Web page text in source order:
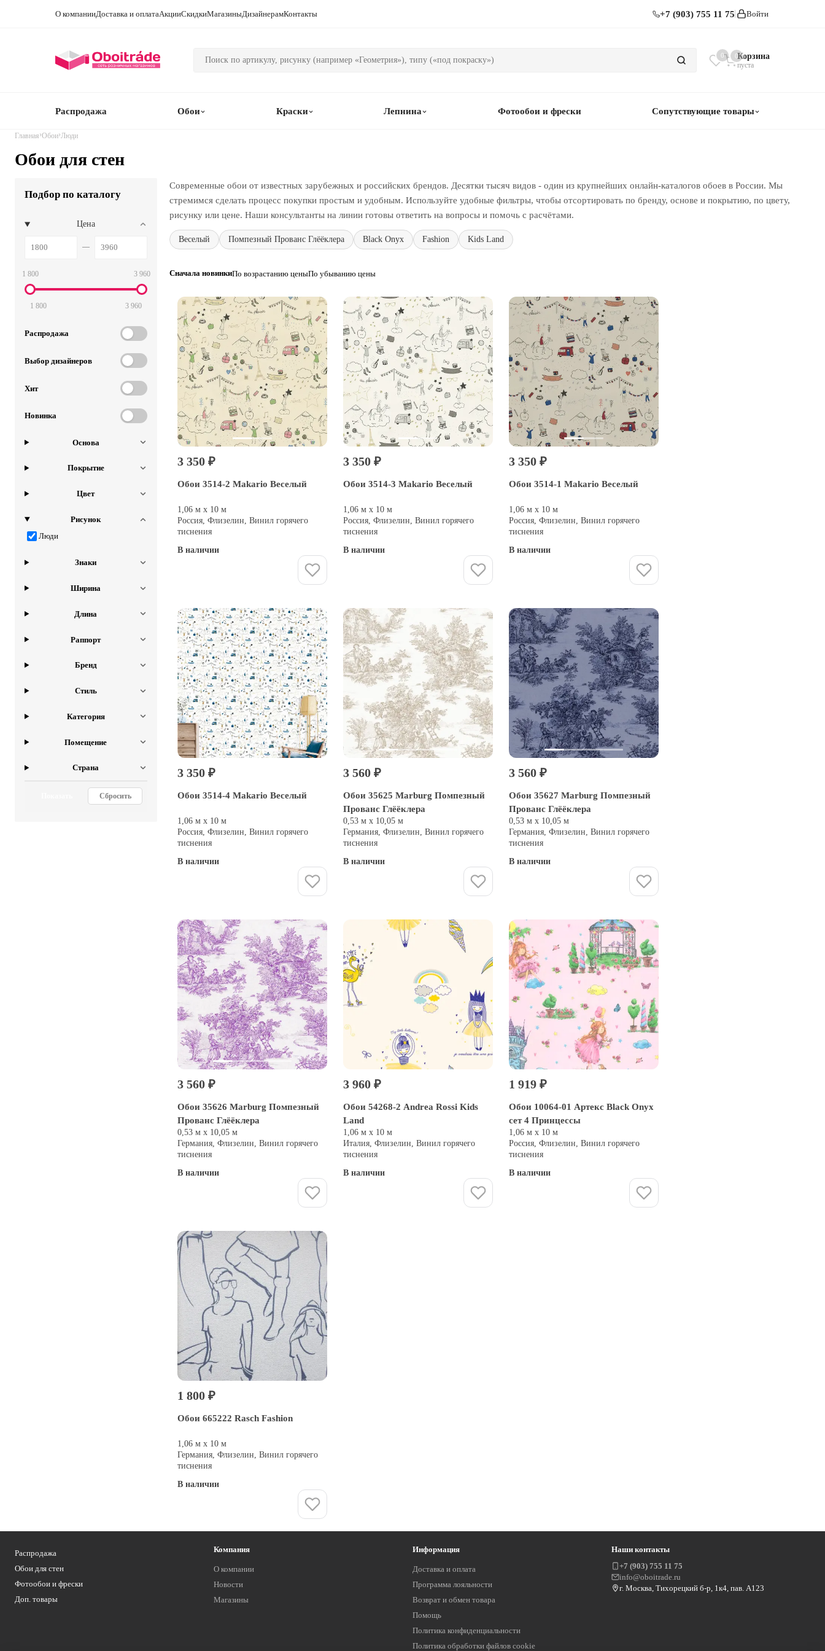
О компанииДоставка и оплатаАкцииСкидкиМагазиныДизайнерамКонтакты +7 (903) 755 11 75 Войти
0 0Корзина
пуста
Распродажа Обои Краски Лепнина Фотообои и фрески Сопутствующие товары
Главная›Обои› Люди
Обои для стен
Подбор по каталогу
Цена
1 800 3 960
1 800 3 960
Распродажа
Выбор дизайнеров
Хит
Новинка
Основа
Покрытие
Цвет
Рисунок
Люди
Знаки
Ширина
Длина
Раппорт
Бренд
Стиль
Категория
Помещение
Страна
Сбросить
Современные обои от известных зарубежных и российских брендов. Десятки тысяч видов - один из крупнейших онлайн-каталогов обоев в России. Мы
стремимся сделать процесс покупки простым и удобным. Используйте удобные фильтры, чтобы отсортировать по бренду, основе и покрытию, по цвету,
рисунку или цене. Наши консультанты на линии готовы ответить на вопросы и помочь с расчётами.
Веселый Помпезный Прованс Глёёклера Black Onyx Fashion Kids Land
Сначала новинкиПо возрастанию ценыПо убыванию цены
3 350 ₽
Обои 3514-2 Makario Веселый
1,06 м х 10 м
Россия, Флизелин, Винил горячего
тиснения
В наличии
3 350 ₽
Обои 3514-3 Makario Веселый
1,06 м х 10 м
Россия, Флизелин, Винил горячего
тиснения
В наличии
3 350 ₽
Обои 3514-1 Makario Веселый
1,06 м х 10 м
Россия, Флизелин, Винил горячего
тиснения
В наличии
3 350 ₽
Обои 3514-4 Makario Веселый
1,06 м х 10 м
Россия, Флизелин, Винил горячего
тиснения
В наличии
3 560 ₽
Обои 35625 Marburg Помпезный
Прованс Глёёклера
0,53 м х 10,05 м
Германия, Флизелин, Винил горячего
тиснения
В наличии
3 560 ₽
Обои 35627 Marburg Помпезный
Прованс Глёёклера
0,53 м х 10,05 м
Германия, Флизелин, Винил горячего
тиснения
В наличии
3 560 ₽
Обои 35626 Marburg Помпезный
Прованс Глёёклера
0,53 м х 10,05 м
Германия, Флизелин, Винил горячего
тиснения
В наличии
3 960 ₽
Обои 54268-2 Andrea Rossi Kids
Land
1,06 м х 10 м
Италия, Флизелин, Винил горячего
тиснения
В наличии
1 919 ₽
Обои 10064-01 Артекс Black Onyx
сет 4 Принцессы
1,06 м х 10 м
Россия, Флизелин, Винил горячего
тиснения
В наличии
1 800 ₽
Обои 665222 Rasch Fashion
1,06 м х 10 м
Германия, Флизелин, Винил горячего
тиснения
В наличии
Распродажа
Обои для стен
Фотообои и фрески
Доп. товары
Компания
О компании
Новости
Магазины
Информация
Доставка и оплата
Программа лояльности
Возврат и обмен товара
Помощь
Политика конфиденциальности
Политика обработки файлов cookie
Наши контакты
+7 (903) 755 11 75
info@oboitrade.ru
г. Москва, Тихорецкий б-р, 1к4, пав. А123